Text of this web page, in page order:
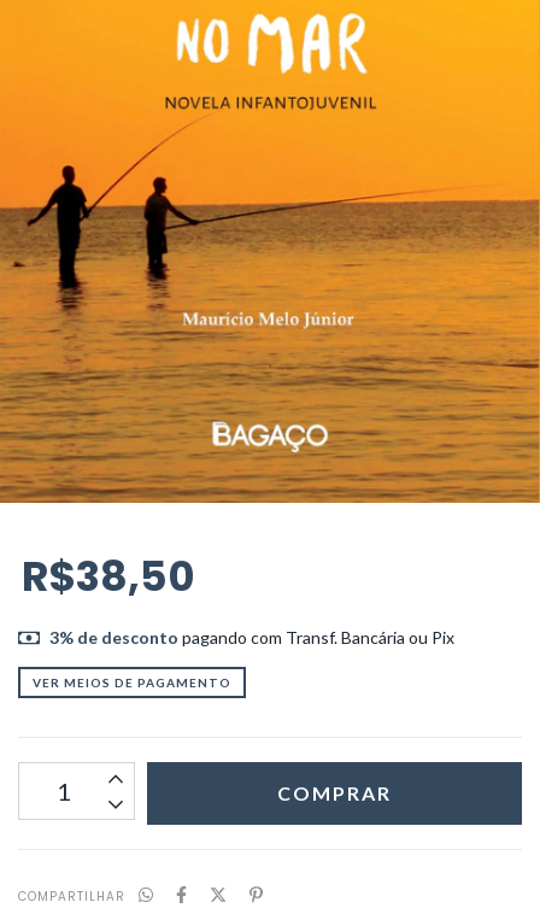
R$38,50
3% de desconto pagando com Transf. Bancária ou Pix
VER MEIOS DE PAGAMENTO
COMPARTILHAR